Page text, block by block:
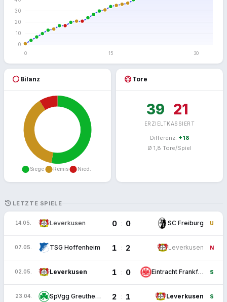
donut_large Bilanz sports_soccer Tore
39
ERZIELT
21
KASSIERT
Differenz: +18
Ø 1,8 Tore/Spiel
HISTORY LETZTE SPIELE
14.05. Leverkusen 0 : 0 SC Freiburg U
07.05. TSG Hoffenheim 1 : 2 Leverkusen N
02.05. Leverkusen 1 : 0 Eintracht Frankfurt S
23.04. SpVgg Greuther Fürth 2 : 1 Leverkusen S